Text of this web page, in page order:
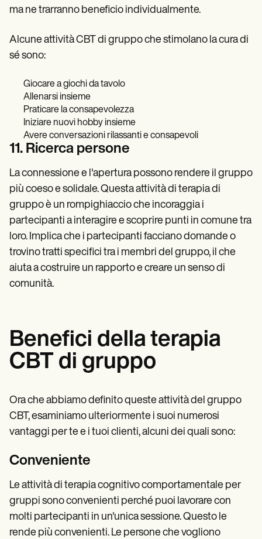
ma ne trarranno beneficio individualmente.
Alcune attività CBT di gruppo che stimolano la cura di
sé sono:
Giocare a giochi da tavolo
Allenarsi insieme
Praticare la consapevolezza
Iniziare nuovi hobby insieme
Avere conversazioni rilassanti e consapevoli
11. Ricerca persone
La connessione e l'apertura possono rendere il gruppo
più coeso e solidale. Questa attività di terapia di
gruppo è un rompighiaccio che incoraggia i
partecipanti a interagire e scoprire punti in comune tra
loro. Implica che i partecipanti facciano domande o
trovino tratti specifici tra i membri del gruppo, il che
aiuta a costruire un rapporto e creare un senso di
comunità.
Benefici della terapia
CBT di gruppo
Ora che abbiamo definito queste attività del gruppo
CBT, esaminiamo ulteriormente i suoi numerosi
vantaggi per te e i tuoi clienti, alcuni dei quali sono:
Conveniente
Le attività di terapia cognitivo comportamentale per
gruppi sono convenienti perché puoi lavorare con
molti partecipanti in un'unica sessione. Questo le
rende più convenienti. Le persone che vogliono